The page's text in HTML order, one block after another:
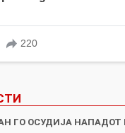
ГО ОСУДИЈА НАПАДОТ